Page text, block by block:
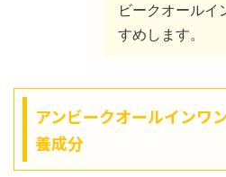
ビークオールイ
すめします。
アンビークオールインワ
養成分